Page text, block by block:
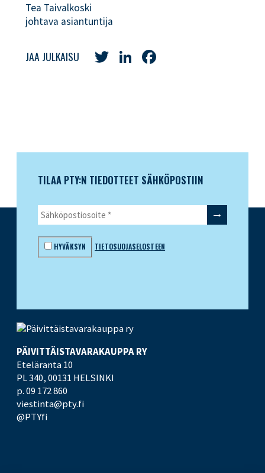
Tea Taivalkoski
johtava asiantuntija
JAA JULKAISU TwitterLinkedIn
TILAA PTY:N TIEDOTTEET SÄHKÖPOSTIIN
HYVÄKSYN TIETOSUOJASELOSTEEN
PÄIVITTÄISTAVARA­KAUPPA RY
Eteläranta 10
PL 340,00131 HELSINKI
p. 09 172 860
viestinta@pty.fi
@PTYfi